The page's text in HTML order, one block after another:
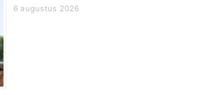
6 augustus 2026